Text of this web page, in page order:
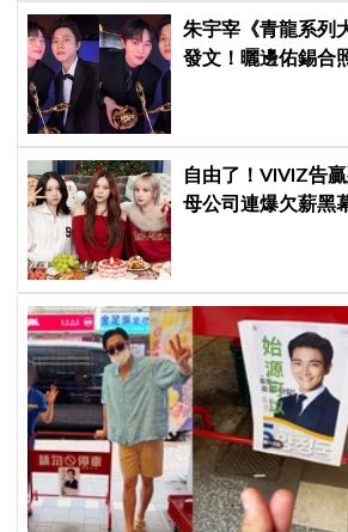
朱宇宰《青龍系列
發文！曬邊佑錫合
自由了！VIVIZ告
母公司連爆欠薪黑